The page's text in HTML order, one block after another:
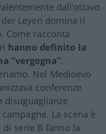
dall’ottavo
Leyen domina il
Come racconta
hanno definito la
“vergogna”.
Nel Medioevo
conferenze
disuguaglianze
La scena è
serie B fanno la